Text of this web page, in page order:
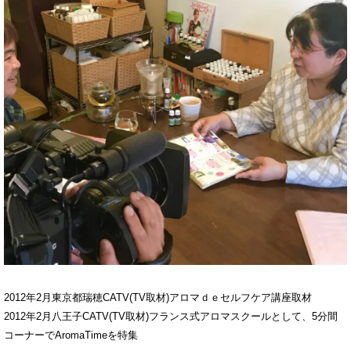
2012年2月東京都瑞穂CATV(TV取材)アロマｄｅセルフケア講座取材
2012年2月八王子CATV(TV取材)フランス式アロマスクールとして、5分間
コーナーでAromaTimeを特集